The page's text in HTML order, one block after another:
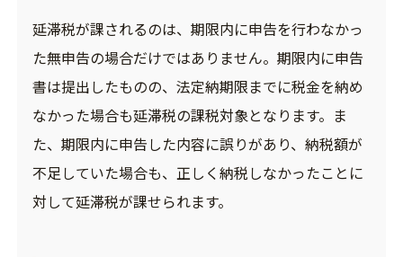
延滞税が課されるのは、期限内に申告を行わなかっ
た無申告の場合だけではありません。期限内に申告
書は提出したものの、法定納期限までに税金を納め
なかった場合も延滞税の課税対象となります。ま
た、期限内に申告した内容に誤りがあり、納税額が
不足していた場合も、正しく納税しなかったことに
対して延滞税が課せられます。